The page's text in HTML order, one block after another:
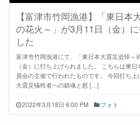
【富津市竹岡漁港】「東日本
の花火～」が3月11日（金）
した
富津市竹岡漁港にて、「東日本大震災追悼～
（金）に打ち上げられました。 こちらは東
員会の主催で行われたものです。 今回打ち
大震災犠牲者への鎮魂と慰 […]
2022年3月18日 6:00 PM フォト